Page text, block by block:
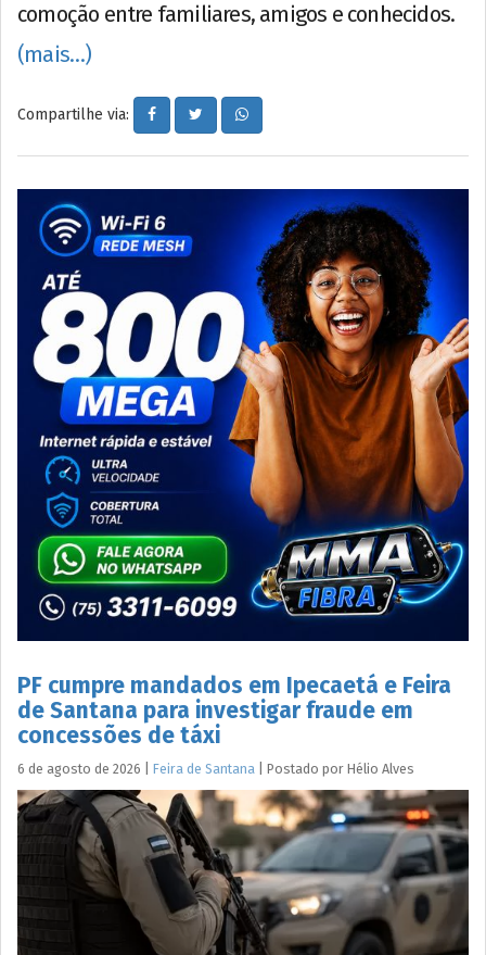
comoção entre familiares, amigos e conhecidos.
(mais…)
Compartilhe via:
PF cumpre mandados em Ipecaetá e Feira
de Santana para investigar fraude em
concessões de táxi
6 de agosto de 2026 Feira de Santana Postado por Hélio Alves